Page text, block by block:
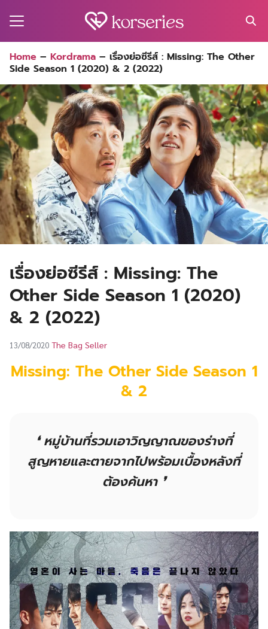
for:
Home – Kordrama – เรื่องย่อซีรีส์ : Missing: The Other
Side Season 1 (2020) & 2 (2022)
เรื่องย่อซีรีส์ : Missing: The
Other Side Season 1 (2020)
& 2 (2022)
13/08/2020 The Bag Seller
Missing: The Other SideSeason 1
& 2
❛ หมู่บ้านที่รวมเอาวิญญาณของร่างที่
สูญหายและตายจากไปพร้อมเบื้องหลังที่
ต้องค้นหา ❜